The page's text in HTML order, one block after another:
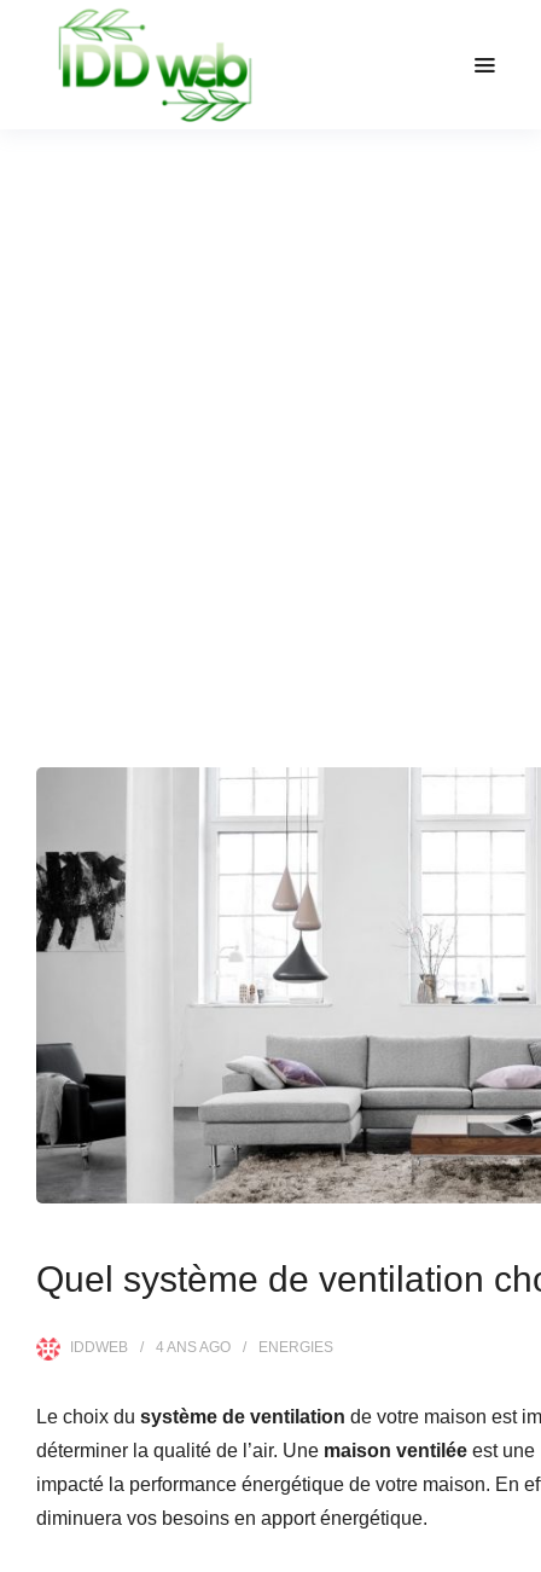
Quel système de ventilation
IDDWEB 4 ANSAGO ENERGIES
Le choix du système de ventilation de votre maison est
déterminer la qualité de l’air. Une maison ventilée est une
impacté la performance énergétique de votre maison. En
diminuera vos besoins en apport énergétique.